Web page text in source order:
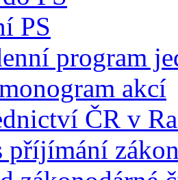
PS
program
akcí
ČR v
příjímání